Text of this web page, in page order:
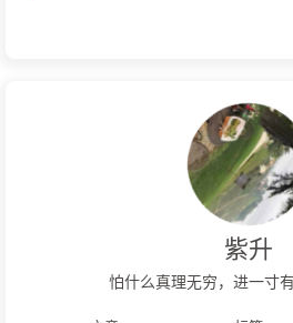
紫升
怕什么真理无穷，进一寸